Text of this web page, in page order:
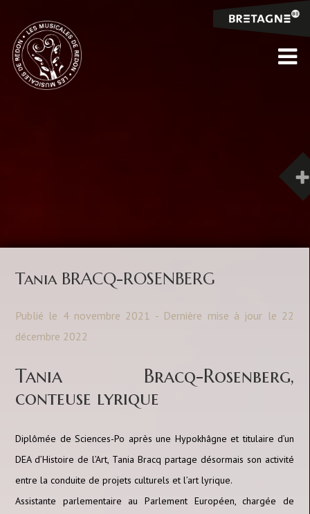
Tania BRACQ-ROSENBERG
Publié le 4 novembre 2021 - Dernière mise à jour le 22
décembre 2022
Tania Bracq-Rosenberg,
conteuse lyrique
Diplômée de Sciences-Po après une Hypokhâgne et titulaire d’un
DEA d’Histoire de l’Art, Tania Bracq partage désormais son activité
entre la conduite de projets culturels et l’art lyrique.
Assistante parlementaire au Parlement Européen, chargée de